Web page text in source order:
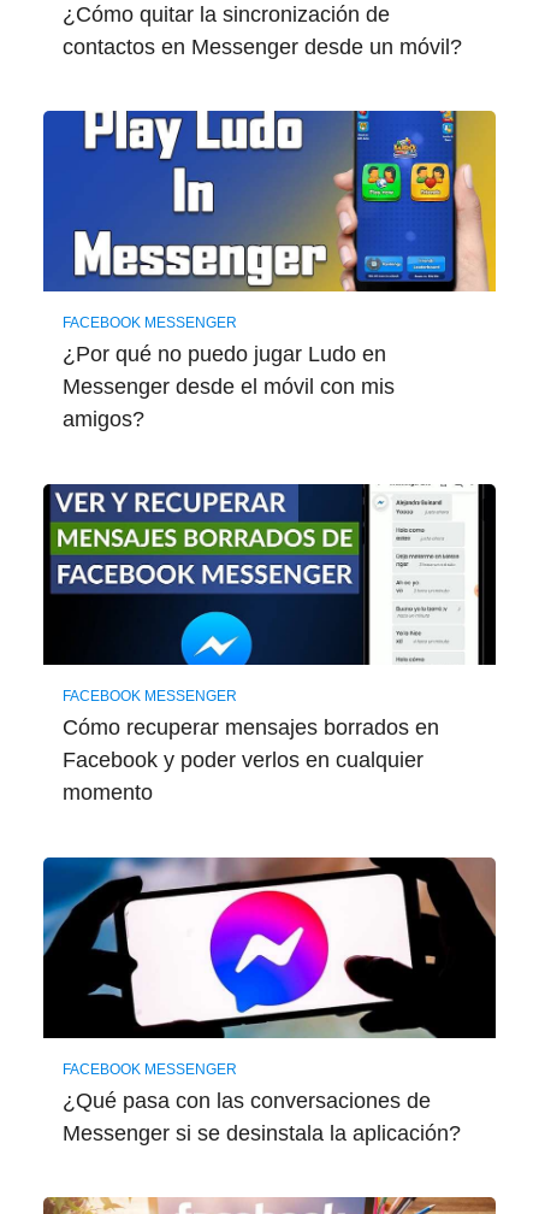
¿Cómo quitar la sincronización de
contactos en Messenger desde un móvil?
FACEBOOK MESSENGER
¿Por qué no puedo jugar Ludo en
Messenger desde el móvil con mis
amigos?
FACEBOOK MESSENGER
Cómo recuperar mensajes borrados en
Facebook y poder verlos en cualquier
momento
FACEBOOK MESSENGER
¿Qué pasa con las conversaciones de
Messenger si se desinstala la aplicación?